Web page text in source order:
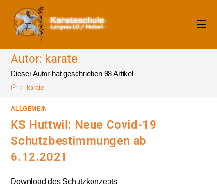
Inhalt
springen
Autor: karate
Dieser Autor hat geschrieben 98 Artikel
> karate
ALLGEMEIN
KS Huttwil: Neue Covid-19
Schutzbestimmungen ab
6.12.2021
Download des Schutzkonzepts